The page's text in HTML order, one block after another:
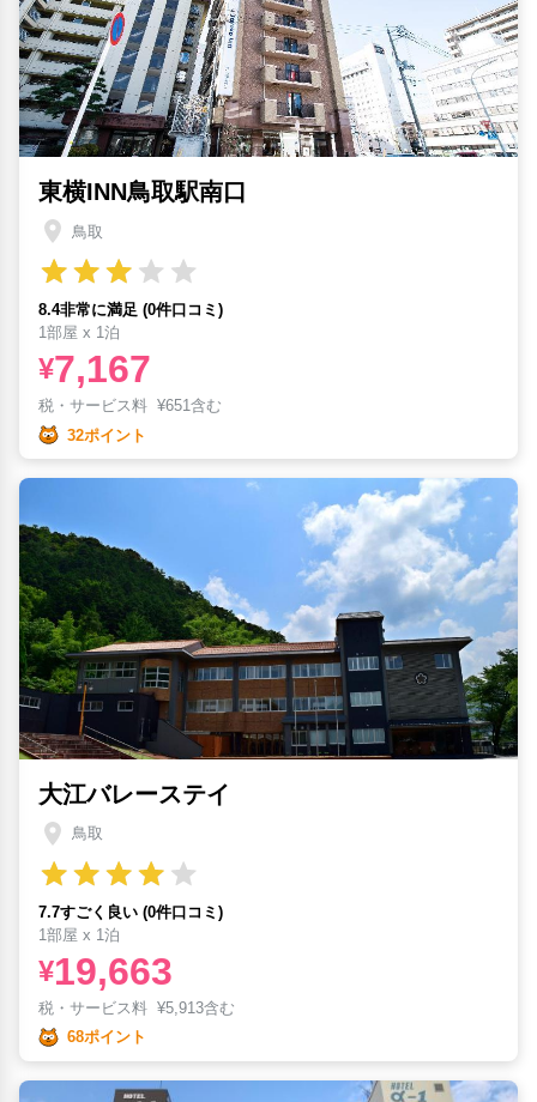
東横INN鳥取駅南口
鳥取
8.4非常に満足 (0件口コミ)
1部屋 x 1泊
¥7,167
税・サービス料 ¥651含む
32ポイント
大江バレーステイ
鳥取
7.7すごく良い (0件口コミ)
1部屋 x 1泊
¥19,663
税・サービス料 ¥5,913含む
68ポイント